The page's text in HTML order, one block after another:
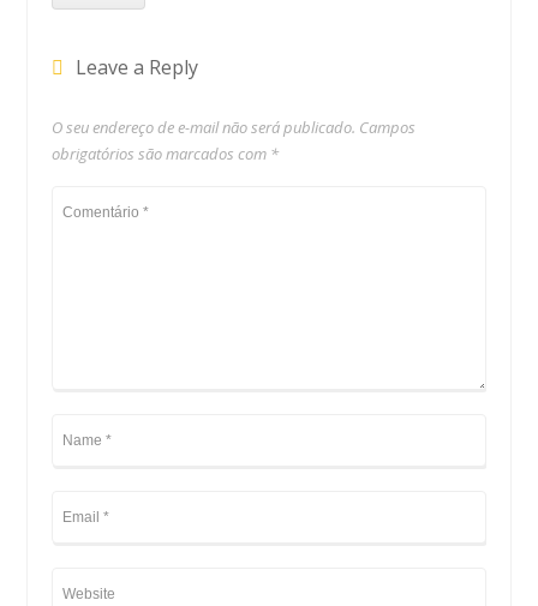
Leave a Reply
O seu endereço de e-mail não será publicado. Campos
obrigatórios são marcados com *